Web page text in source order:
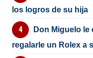
los logros de su hija
Don Miguelo le
regalarle un Rolex a